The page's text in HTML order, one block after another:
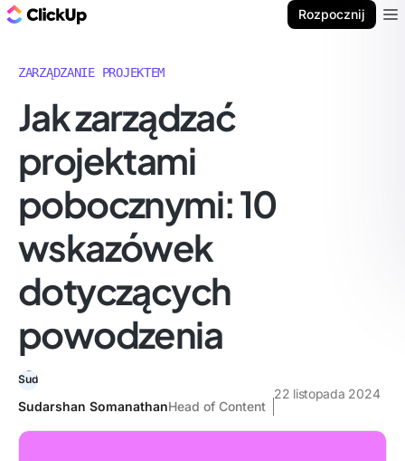
Rozpocznij
ZARZĄDZANIE PROJEKTEM
Jak zarządzać
projektami
pobocznymi: 10
wskazówek
dotyczących
powodzenia
Sudarshan SomanathanHead of Content
22 listopada 2024